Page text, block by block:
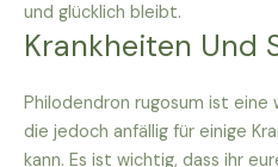
und glücklich bleibt.
Krankheiten Und
Philodendron rugosum ist eine
die jedoch anfällig für einige
kann. Es ist wichtig, dass ihr